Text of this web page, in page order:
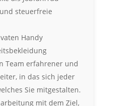
steuerfreie
Handy
Team erfahrener und
in das sich jeder
Sie mitgestalten.
mit dem Ziel,